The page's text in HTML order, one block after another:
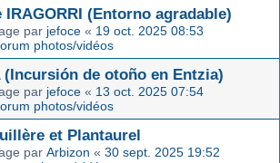
IRAGORRI (Entorno agradable)
par jefoce « 19 oct. 2025 08:53
photos/vidéos
(Incursión de otoño en Entzia)
par jefoce « 13 oct. 2025 07:54
photos/vidéos
et Plantaurel
par Arbizon « 30 sept. 2025 19:52